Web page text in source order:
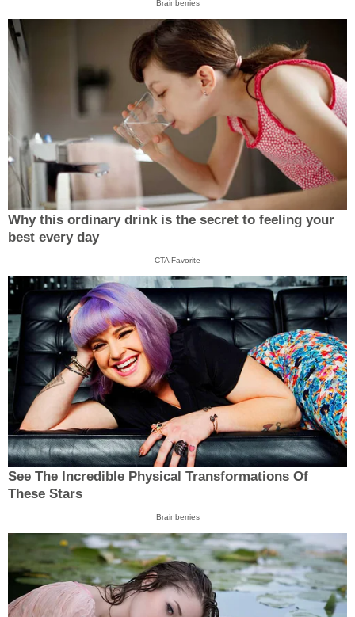
Brainberries
Why this ordinary drink is the secret to feeling your
best every day
CTA Favorite
See The Incredible Physical Transformations Of
These Stars
Brainberries